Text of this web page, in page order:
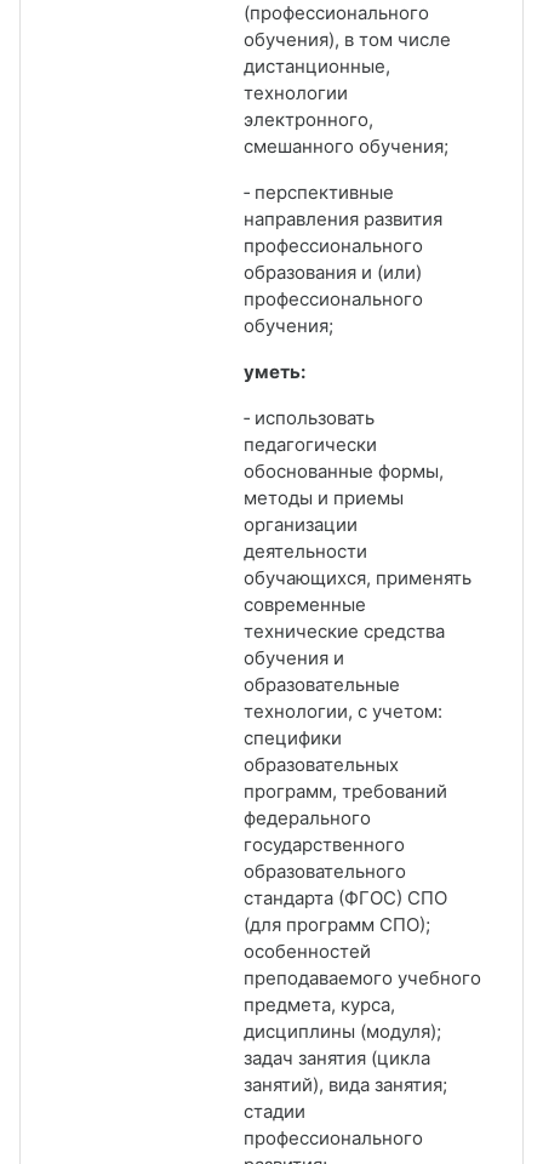
(профессионального
обучения), в том числе
дистанционные,
технологии
электронного,
смешанного обучения;
‑ перспективные
направления развития
профессионального
образования и (или)
профессионального
обучения;
уметь:
‑ использовать
педагогически
обоснованные формы,
методы и приемы
организации
деятельности
обучающихся, применять
современные
технические средства
обучения и
образовательные
технологии, с учетом:
специфики
образовательных
программ, требований
федерального
государственного
образовательного
стандарта (ФГОС) СПО
(для программ СПО);
особенностей
преподаваемого учебного
предмета, курса,
дисциплины (модуля);
задач занятия (цикла
занятий), вида занятия;
стадии
профессионального